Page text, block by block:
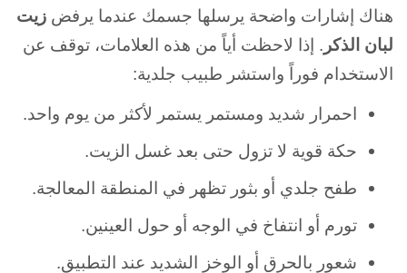
هناك إشارات واضحة يرسلها جسمك عندما يرفض زيت
لبان الذكر . إذا لاحظت أياً من هذه العلامات، توقف عن
الاستخدام فوراً واستشر طبيب جلدية:
احمرار شديد ومستمر يستمر لأكثر من يوم واحد.
حكة قوية لا تزول حتى بعد غسل الزيت.
طفح جلدي أو بثور تظهر في المنطقة المعالجة.
تورم أو انتفاخ في الوجه أو حول العينين.
شعور بالحرق أو الوخز الشديد عند التطبيق.